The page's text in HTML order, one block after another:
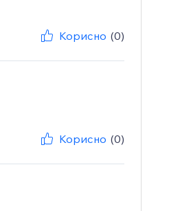
Корисно (0)
Корисно (0)